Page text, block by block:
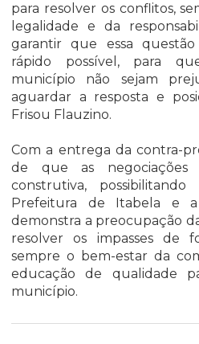
para resolver os conflitos,
legalidade e da
garantir que essa
rápido possível, para
município não sejam
aguardar a resposta e
Frisou Flauzino.
Com a entrega da contra-
de que as negociações
construtiva,
Prefeitura de Itabela e a
demonstra a preocupação
resolver os impasses de
sempre o bem-estar da
educação de qualidade
município.